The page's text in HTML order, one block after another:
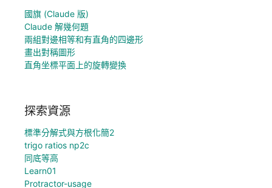
國旗 (Claude 版)
Claude 解幾何題
兩組對邊相等和有直角的四邊形
畫出對稱圖形
直角坐標平面上的旋轉變換
探索資源
標準分解式與方根化簡2
trigo ratios np2c
同底等高
Learn01
Protractor-usage